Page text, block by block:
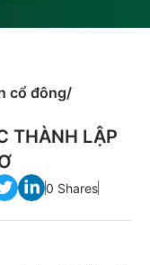
cổ đông/
THÀNH LẬP
0 Shares